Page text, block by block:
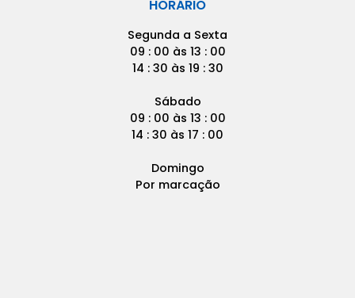
HORÁRIO
Segunda a Sexta
09 : 00 às 13 : 00
14 : 30 às 19 : 30
Sábado
09 : 00 às 13 : 00
14 : 30 às 17 : 00
Domingo
Por marcação